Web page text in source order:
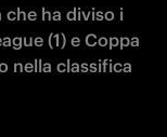
ha diviso i
(1) e Coppa
nella classifica